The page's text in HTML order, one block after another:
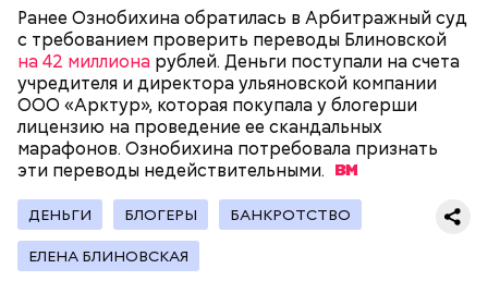
Ранее Ознобихина обратилась в Арбитражный суд
с требованием проверить переводы Блиновской
на 42 миллиона рублей. Деньги поступали на счета
учредителя и директора ульяновской компании
ООО «Арктур», которая покупала у блогерши
лицензию на проведение ее скандальных
марафонов. Ознобихина потребовала признать
эти переводы недействительными.
ДЕНЬГИ БЛОГЕРЫ БАНКРОТСТВО
ЕЛЕНА БЛИНОВСКАЯ
— Гасанов, являясь индивидуальным
предпринимателем, осуществлял
предпринимательскую деятельность в области
продажи и размещения рекламы в социальных
сетях. С целью сокрытия своих доходов часть
денежных средств от спонсоров розыгрышей,
покупателей различных мотивационных курсов и
прогнозов ставок на спорт Гасанов получал на
Следующим подопытным стал друг детства
Миссюры Константин. 3 февраля того же года,
когда молодые люди ехали вместе в машине,
подозреваемый угостил приятеля морсом с
этиленгликолем. Через два дня Константин умер в
больнице.